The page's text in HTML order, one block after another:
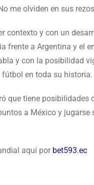
me olviden en sus
contexto y con un
frente a Argentina y el
y con la posibilidad
en toda su historia.
que tiene
a México y
aquí por bet593.ec